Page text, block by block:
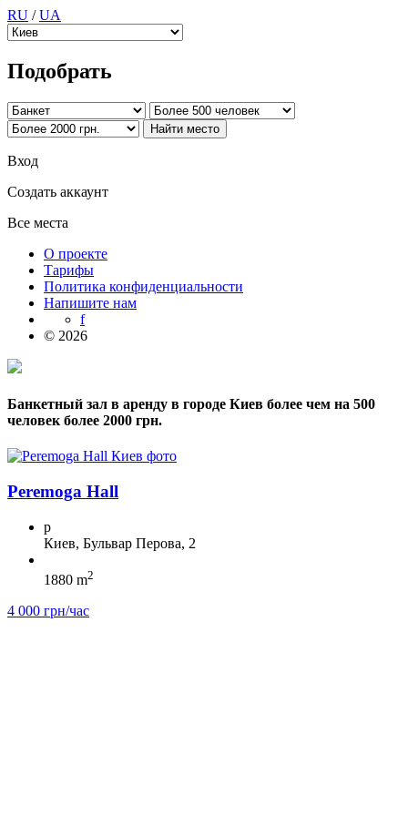
RU /UA
Подобрать
Вход
Создать аккаунт
Все места
О проекте
Тарифы
Политика конфиденциальности
Напишите нам
f
© 2026
Банкетный зал в аренду в городе Киев более чем на 500
человек более 2000 грн.
Peremoga Hall
p
Киев, Бульвар Перова, 2
1880 m2
4 000 грн/час